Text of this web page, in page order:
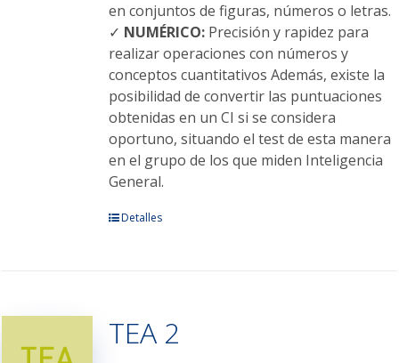
en conjuntos de figuras, números o letras.
✓ NUMÉRICO:Precisión y rapidez para
realizar operaciones con números y
conceptos cuantitativos Además, existe la
posibilidad de convertir las puntuaciones
obtenidas en un CI si se considera
oportuno, situando el test de esta manera
en el grupo de los que miden Inteligencia
General.
Este
Las
opciones
Detalles
TEA 2